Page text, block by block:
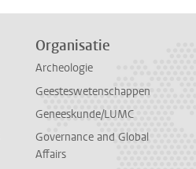
Organisatie
Archeologie
Geesteswetenschappen
Geneeskunde/LUMC
Governance and Global
Affairs